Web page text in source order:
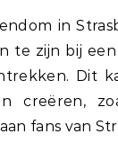
in
te zijn bij
Dit
creëren,
fans van